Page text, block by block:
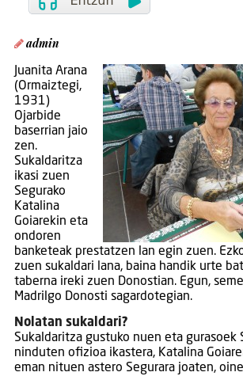
admin
Juanita Arana
(Ormaiztegi,
1931)
Ojarbide
baserrian jaio
zen.
Sukaldaritza
ikasi zuen
Segurako
Katalina
Goiarekin eta
ondoren
banketeak prestatzen lan egin zuen.
zuen sukaldari lana, baina handik urte
taberna ireki zuen Donostian. Egun,
Madrilgo Donosti sagardotegian.
Nolatan sukaldari?
Sukaldaritza gustuko nuen eta gurasoek
ninduten ofizioa ikastera, Katalina
eman nituen astero Segurara joaten,